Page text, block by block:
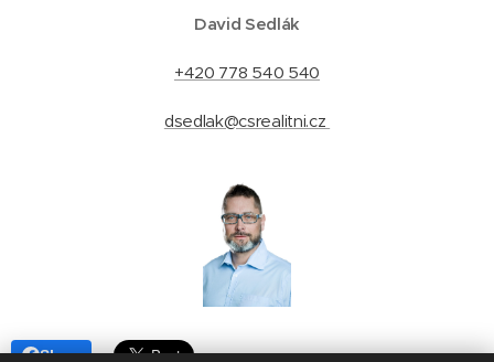
David Sedlák
+420 778 540 540
dsedlak@csrealitni.cz
Share